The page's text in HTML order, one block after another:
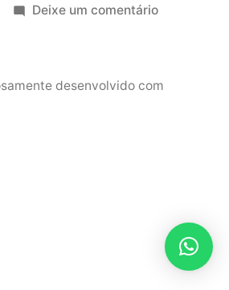
Deixe um comentárioem
desenvolvido com